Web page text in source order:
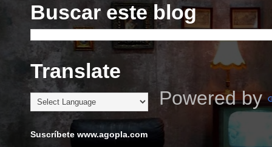
Buscar este blog
Translate
Powered by
Suscríbete www.agopla.com